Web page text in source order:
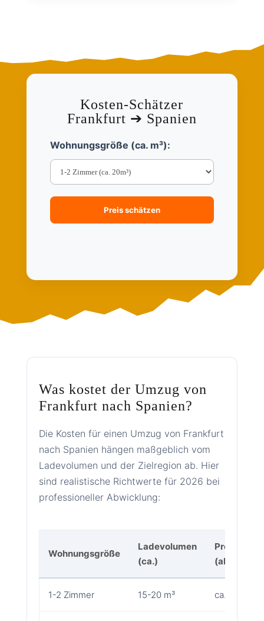
Kosten-Schätzer
Frankfurt ➔ Spanien
Wohnungsgröße (ca. m³):
Preis schätzen
Was kostet der Umzug von
Frankfurt nach Spanien?
Die Kosten für einen Umzug von Frankfurt
nach Spanien hängen maßgeblich vom
Ladevolumen und der Zielregion ab. Hier
sind realistische Richtwerte für 2026 bei
professioneller Abwicklung:
Wohnungsgröße
Ladevolumen
(ca.)
(ab)
1-2 Zimmer 15-20 m³ ca. 2.400 €